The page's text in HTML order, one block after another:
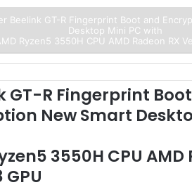
Beelink GT-R Fingerprint Boot and
Desktop Mini PC with
Ryzen5 3550H CPU AMD Radeon RX
GT-R Fingerprint
New Smart
3550H CPU AMD